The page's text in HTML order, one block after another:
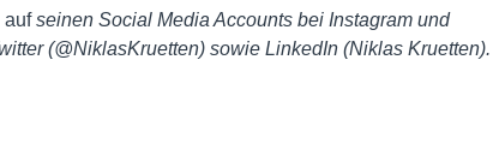
aufseinen Social Media Accounts bei Instagram und
(@NiklasKruetten) sowie LinkedIn (Niklas Kruetten).